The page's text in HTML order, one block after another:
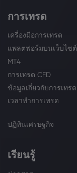
การเทรด
เครื่องมือการเทรด
แพลตฟอร์มบนเว็บไซต์
MT4
การเทรด CFD
ข้อมูลเกี่ยวกับการเทรด
เวลาทำการเทรด
ปฏิทินเศรษฐกิจ
เรียนรู้